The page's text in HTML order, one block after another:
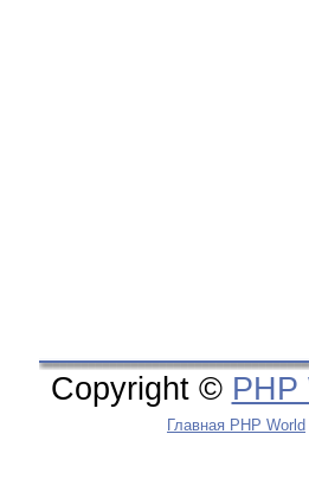
Copyright © PHP
Главная PHP World